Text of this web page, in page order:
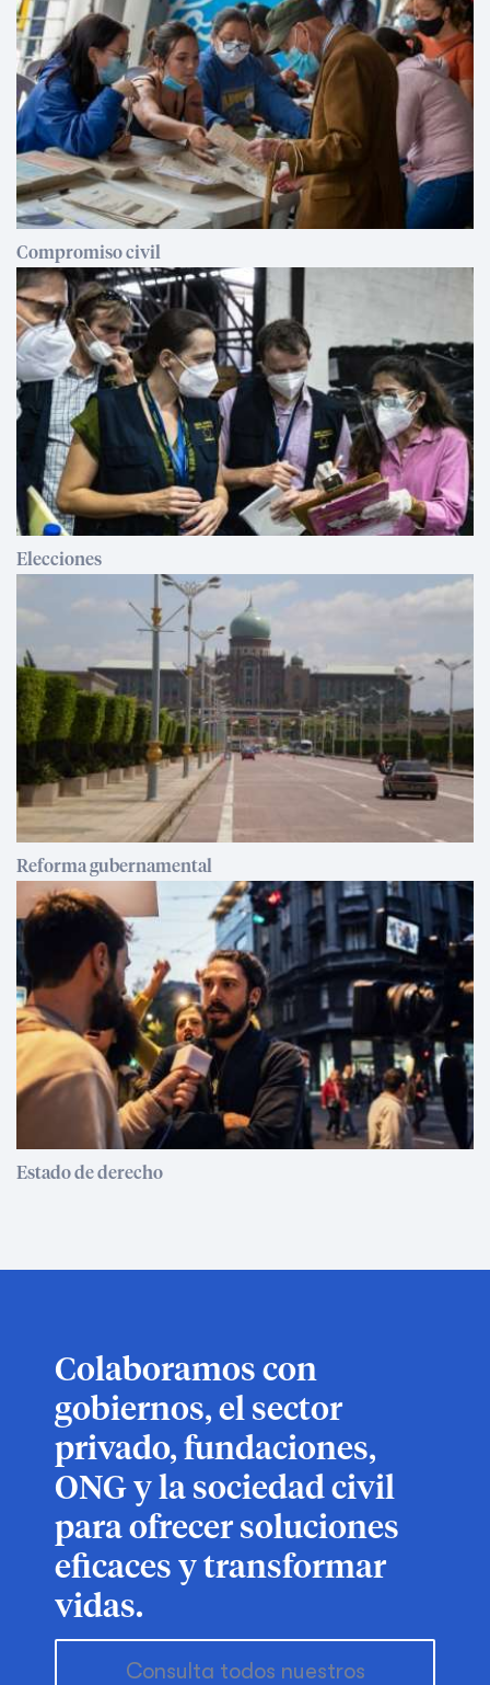
Compromiso civil
Elecciones
Reforma gubernamental
Estado de derecho
Colaboramos con
gobiernos, el sector
privado, fundaciones,
ONG y la sociedad civil
para ofrecer soluciones
eficaces y transformar
vidas.
Consulta todos nuestros